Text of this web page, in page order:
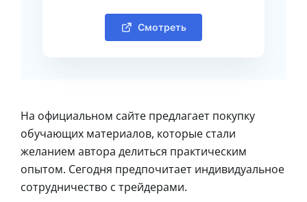
Смотреть
На официальном сайте предлагает покупку
обучающих материалов, которые стали
желанием автора делиться практическим
опытом. Сегодня предпочитает индивидуальное
сотрудничество с трейдерами.